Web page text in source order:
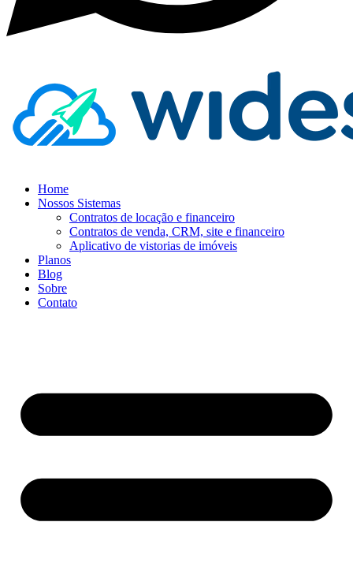
Home
Nossos Sistemas
Contratos de locação e financeiro
Contratos de venda, CRM, site e financeiro
Aplicativo de vistorias de imóveis
Planos
Blog
Sobre
Contato